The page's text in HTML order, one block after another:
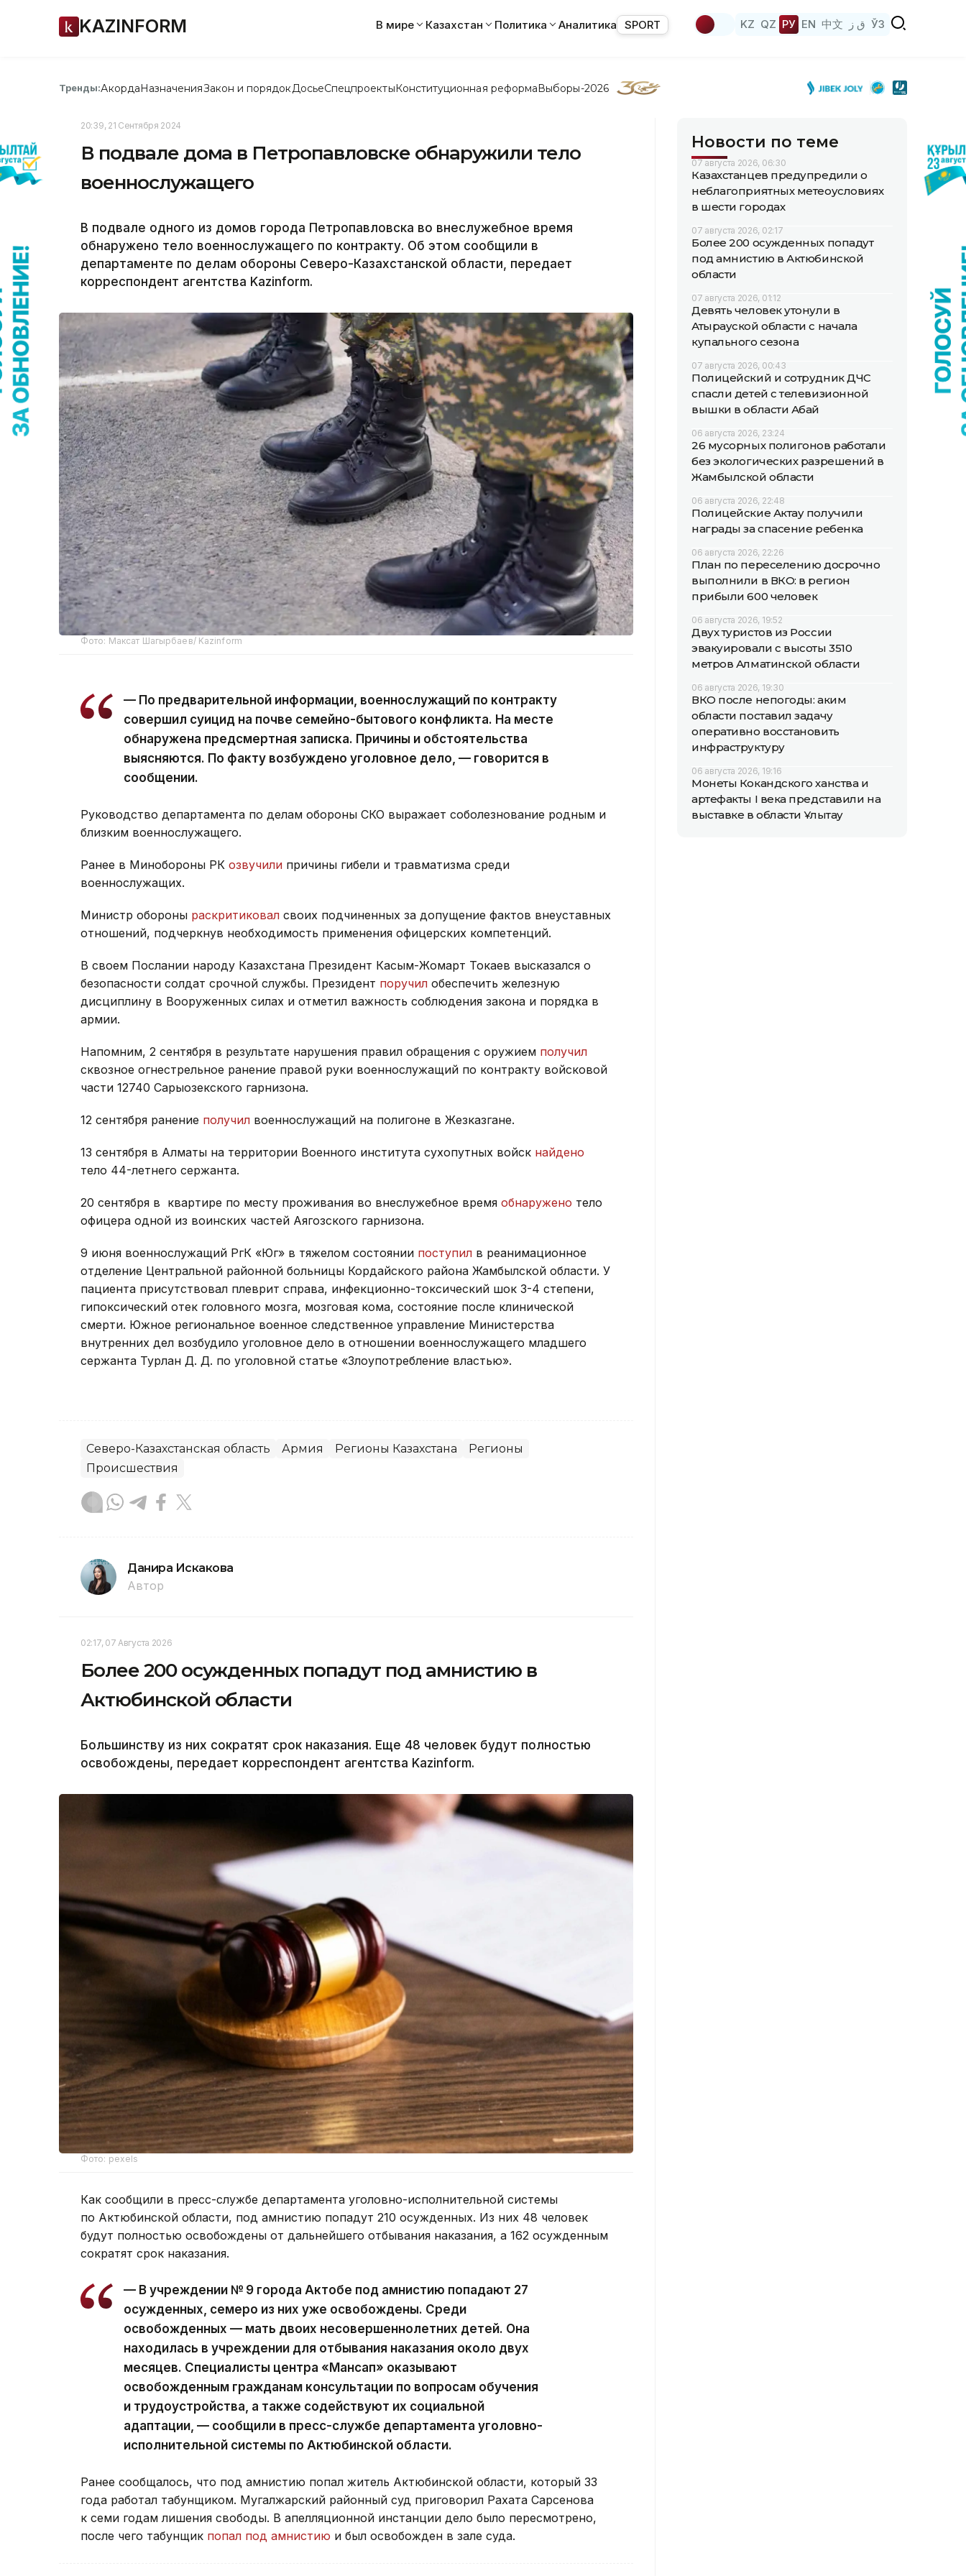
KAZINFORM В мире Казахстан Политика Аналитика SPORT KZ QZ РУ EN 中文 ق ز ЎЗ
Тренды:АкордаНазначенияЗакон и порядок ДосьеСпецпроектыКонституционная реформаВыборы-2026
20:39, 21 Сентября 2024
В подвале дома в Петропавловске обнаружили тело
военнослужащего
В подвале одного из домов города Петропавловска во внеслужебное время
обнаружено тело военнослужащего по контракту. Об этом сообщили в
департаменте по делам обороны Северо-Казахстанской области, передает
корреспондент агентства Kazinform.
Фото: Максат Шагырбаев/ Kazinform
— По предварительной информации, военнослужащий по контракту
совершил суицид на почве семейно-бытового конфликта. На месте
обнаружена предсмертная записка. Причины и обстоятельства
выясняются. По факту возбуждено уголовное дело, — говорится в
сообщении.
Руководство департамента по делам обороны СКО выражает соболезнование родным и
близким военнослужащего.
Ранее в Минобороны РК озвучили причины гибели и травматизма среди
военнослужащих.
Министр обороны раскритиковал своих подчиненных за допущение фактов внеуставных
отношений, подчеркнув необходимость применения офицерских компетенций.
В своем Послании народу Казахстана Президент Касым-Жомарт Токаев высказался о
безопасности солдат срочной службы. Президент поручил обеспечить железную
дисциплину в Вооруженных силах и отметил важность соблюдения закона и порядка в
армии.
Напомним, 2 сентября в результате нарушения правил обращения с оружием получил
сквозное огнестрельное ранение правой руки военнослужащий по контракту войсковой
части 12740 Сарыозекского гарнизона.
12 сентября ранение получил военнослужащий на полигоне в Жезказгане.
13 сентября в Алматы на территории Военного института сухопутных войск найдено
тело 44-летнего сержанта.
20 сентября в квартире по месту проживания во внеслужебное время обнаружено тело
офицера одной из воинских частей Аягозского гарнизона.
9 июня военнослужащий РгК «Юг» в тяжелом состоянии поступил в реанимационное
отделение Центральной районной больницы Кордайского района Жамбылской области. У
пациента присутствовал плеврит справа, инфекционно-токсический шок 3-4 степени,
гипоксический отек головного мозга, мозговая кома, состояние после клинической
смерти. Южное региональное военное следственное управление Министерства
внутренних дел возбудило уголовное дело в отношении военнослужащего младшего
сержанта Турлан Д. Д. по уголовной статье «Злоупотребление властью».
Северо-Казахстанская область Армия Регионы Казахстана
Регионы
Происшествия
Данира Искакова
Автор
02:17, 07 Августа 2026
Более 200 осужденных попадут под амнистию в
Актюбинской области
Большинству из них сократят срок наказания. Еще 48 человек будут полностью
освобождены, передает корреспондент агентства Kazinform.
Фото: pexels
Как сообщили в пресс-службе департамента уголовно-исполнительной системы
по Актюбинской области, под амнистию попадут 210 осужденных. Из них 48 человек
будут полностью освобождены от дальнейшего отбывания наказания, а 162 осужденным
сократят срок наказания.
— В учреждении № 9 города Актобе под амнистию попадают 27
осужденных, семеро из них уже освобождены. Среди
освобожденных — мать двоих несовершеннолетних детей. Она
находилась в учреждении для отбывания наказания около двух
месяцев. Специалисты центра «Мансап» оказывают
освобожденным гражданам консультации по вопросам обучения
и трудоустройства, а также содействуют их социальной
адаптации, — сообщили в пресс-службе департамента уголовно-
исполнительной системы по Актюбинской области.
Ранее сообщалось, что под амнистию попал житель Актюбинской области, который 33
года работал табунщиком. Мугалжарский районный суд приговорил Рахата Сарсенова
к семи годам лишения свободы. В апелляционной инстанции дело было пересмотрено,
после чего табунщик попал под амнистию и был освобожден в зале суда.
Новости по теме
07 августа 2026, 06:30
Казахстанцев предупредили о
неблагоприятных метеоусловиях
в шести городах
07 августа 2026, 02:17
Более 200 осужденных попадут
под амнистию в Актюбинской
области
07 августа 2026, 01:12
Девять человек утонули в
Атырауской области с начала
купального сезона
07 августа 2026, 00:43
Полицейский и сотрудник ДЧС
спасли детей с телевизионной
вышки в области Абай
06 августа 2026, 23:24
26 мусорных полигонов работали
без экологических разрешений в
Жамбылской области
06 августа 2026, 22:48
Полицейские Актау получили
награды за спасение ребенка
06 августа 2026, 22:26
План по переселению досрочно
выполнили в ВКО: в регион
прибыли 600 человек
06 августа 2026, 19:52
Двух туристов из России
эвакуировали с высоты 3510
метров Алматинской области
06 августа 2026, 19:30
ВКО после непогоды: аким
области поставил задачу
оперативно восстановить
инфраструктуру
06 августа 2026, 19:16
Монеты Кокандского ханства и
артефакты I века представили на
выставке в области Ұлытау